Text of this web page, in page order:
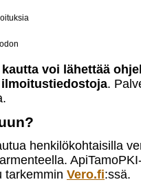
voi lähettää
.
henkilökohtaisilla
tarkemmin Vero.fi:ssä.